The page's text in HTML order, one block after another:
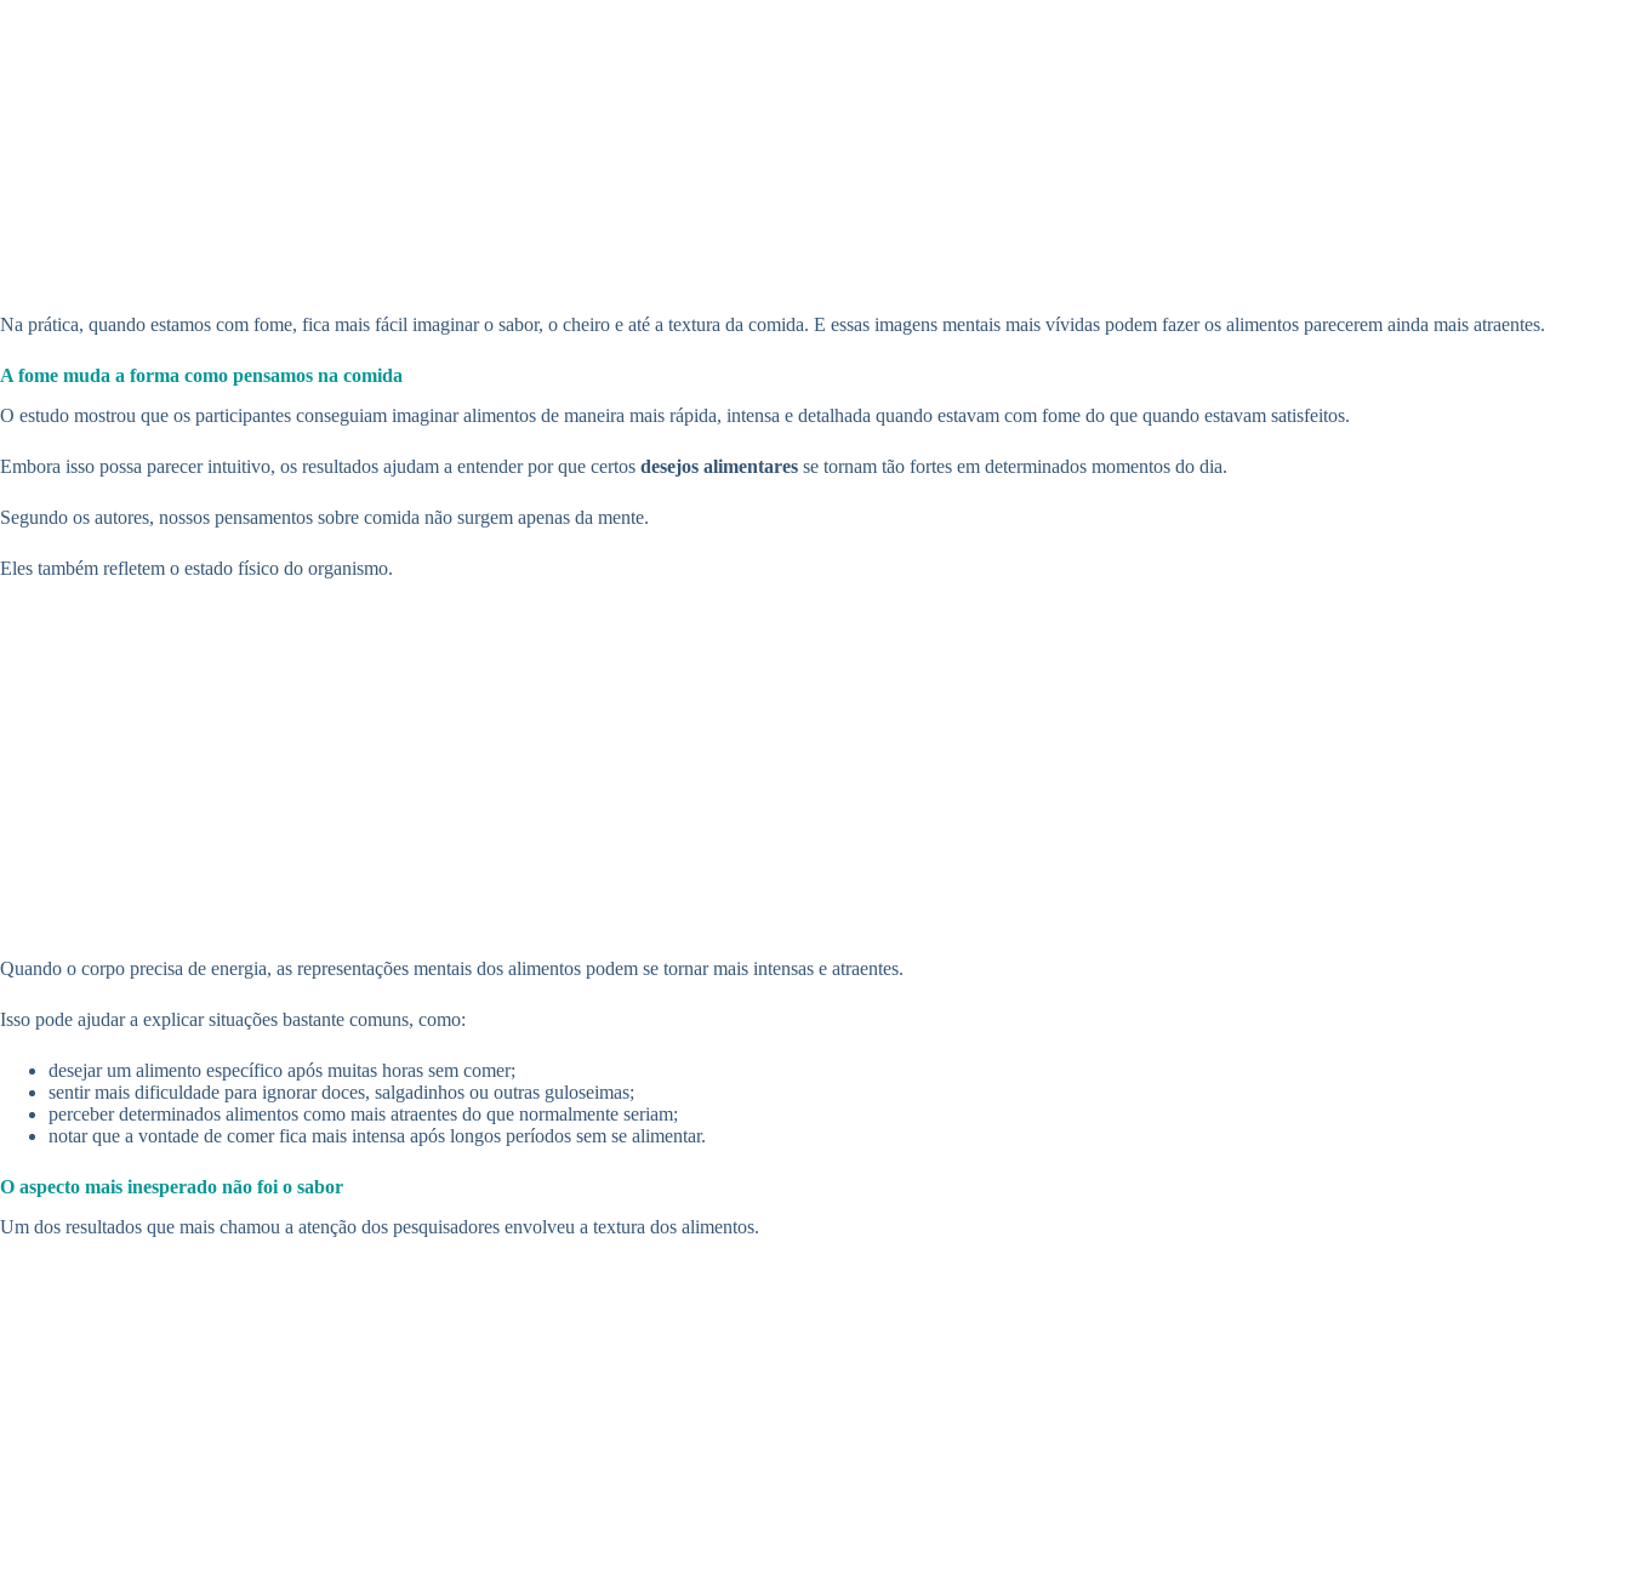
Na prática, quando estamos com fome, fica mais fácil imaginar o sabor, o cheiro e até a textura da comida. E essas imagens mentais mais vívidas podem fazer os alimentos parecerem ainda mais atraentes.
A fome muda a forma como pensamos na comida
O estudo mostrou que os participantes conseguiam imaginar alimentos de maneira mais rápida, intensa e detalhada quando estavam com fome do que quando estavam satisfeitos.
Embora isso possa parecer intuitivo, os resultados ajudam a entender por que certos desejos alimentares se tornam tão fortes em determinados momentos do dia.
Segundo os autores, nossos pensamentos sobre comida não surgem apenas da mente.
Eles também refletem o estado físico do organismo.
Quando o corpo precisa de energia, as representações mentais dos alimentos podem se tornar mais intensas e atraentes.
Isso pode ajudar a explicar situações bastante comuns, como:
desejar um alimento específico após muitas horas sem comer;
sentir mais dificuldade para ignorar doces, salgadinhos ou outras guloseimas;
perceber determinados alimentos como mais atraentes do que normalmente seriam;
notar que a vontade de comer fica mais intensa após longos períodos sem se alimentar.
O aspecto mais inesperado não foi o sabor
Um dos resultados que mais chamou a atenção dos pesquisadores envolveu a textura dos alimentos.